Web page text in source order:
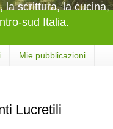
la scrittura, la
sud Italia.
Mie pubblicazioni
Lucretili